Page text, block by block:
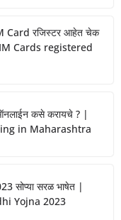
Card रजिस्टर आहेत चेक
Cards registered
कसे करायचे ? |
in Maharashtra
सोप्या सरळ भाषेत |
Yojna 2023